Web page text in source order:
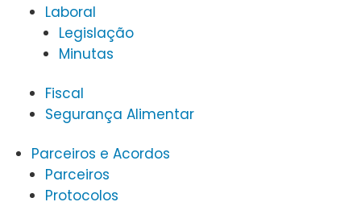
Laboral
Legislação
Minutas
Fiscal
Segurança Alimentar
Parceiros e Acordos
Parceiros
Protocolos